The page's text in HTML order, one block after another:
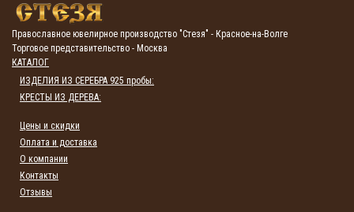
Православное ювелирное производство "Стезя" - Красное-на-Волге
Торговое представительство - Москва
КАТАЛОГ
ИЗДЕЛИЯ ИЗ СЕРЕБРА 925 пробы:
КРЕСТЫ ИЗ ДЕРЕВА:
Цены и скидки
Оплата и доставка
О компании
Контакты
Отзывы